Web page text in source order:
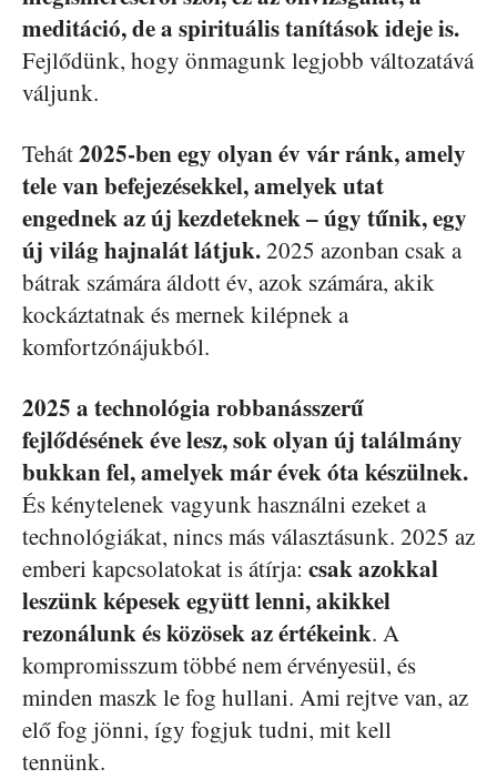
meditáció, de a spirituális tanítások ideje is.
Fejlődünk, hogy önmagunk legjobb változatává
váljunk.
Tehát2025-ben egy olyan év vár ránk, amely
tele van befejezésekkel, amelyek utat
engednek az új kezdeteknek – úgy tűnik, egy
új világ hajnalát látjuk.2025 azonban csak a
bátrak számára áldott év, azok számára, akik
kockáztatnak és mernek kilépnek a
komfortzónájukból.
2025 a technológia robbanásszerű
fejlődésének éve lesz, sok olyan új találmány
bukkan fel, amelyek már évek óta készülnek.
És kénytelenek vagyunk használni ezeket a
technológiákat, nincs más választásunk. 2025 az
emberi kapcsolatokat is átírja: csak azokkal
leszünk képesek együtt lenni, akikkel
rezonálunk és közösek az értékeink. A
kompromisszum többé nem érvényesül, és
minden maszk le fog hullani. Ami rejtve van, az
elő fog jönni, így fogjuk tudni, mit kell
tennünk.